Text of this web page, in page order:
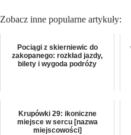
Zobacz inne popularne artykuły:
Pociągi z skierniewic do
zakopanego: rozkład jazdy,
bilety i wygoda podróży
Krupówki 29: ikoniczne
miejsce w sercu [nazwa
miejscowości]